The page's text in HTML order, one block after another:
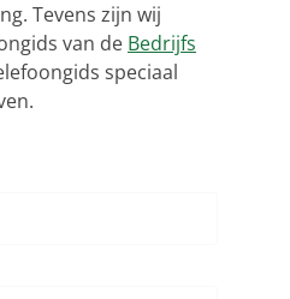
Tevens zijn wij
van de Bedrijfs
speciaal